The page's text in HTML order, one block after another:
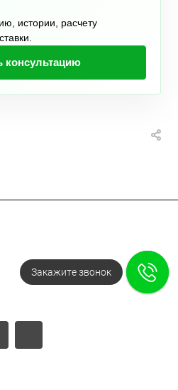
истории, расчету
консультацию
Закажите звонок